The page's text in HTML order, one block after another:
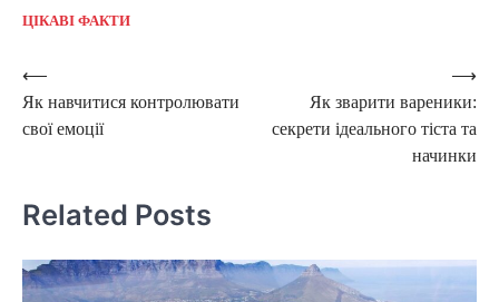
ЦІКАВІ ФАКТИ
Post
navigation
⟵
Як навчитися контролювати
свої емоції
Як зварити вареники:
секрети ідеального тіста та
начинки
⟶
Related Posts